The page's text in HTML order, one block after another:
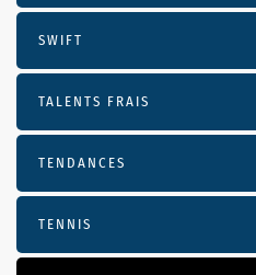
SWIFT
TALENTS FRAIS
TENDANCES
TENNIS